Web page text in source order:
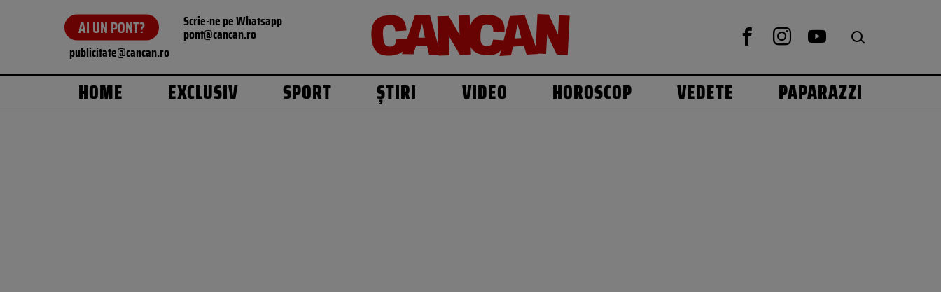
AI UN PONT? Scrie-ne pe Whatsapp
pont@cancan.ro
publicitate@cancan.ro
HOME EXCLUSIV SPORT ȘTIRI VIDEO HOROSCOP VEDETE PAPARAZZI